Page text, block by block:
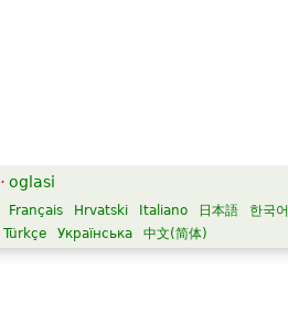
· oglasi
Français Hrvatski Italiano 日本語
한국어
Türkçe Українська 中文(简体)